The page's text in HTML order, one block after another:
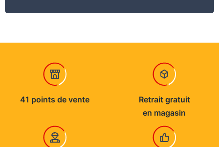
41 points de vente
Retrait gratuit
en magasin